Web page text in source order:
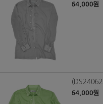
64,000원
64,000원